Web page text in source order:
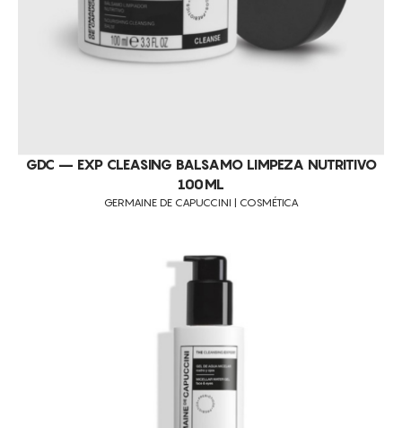
GDC – EXP CLEASING BALSAMO LIMPEZA NUTRITIVO
100ML
GERMAINE DE CAPUCCINI | COSMÉTICA